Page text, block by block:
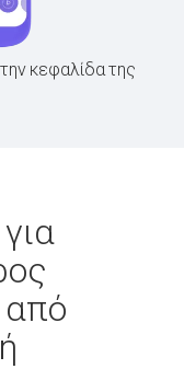
κεφαλίδα της
από